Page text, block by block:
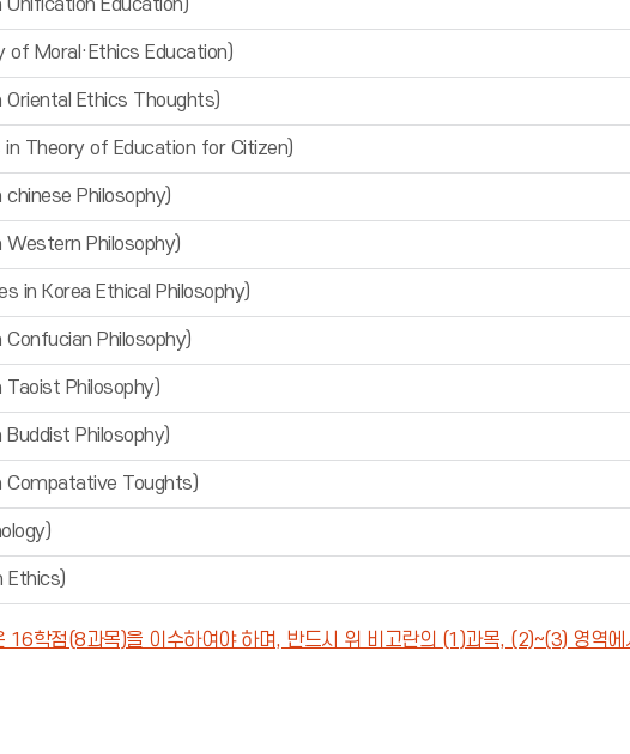
Unification Education)
of Moral·Ethics Education)
Oriental Ethics Thoughts)
in Theory of Education for Citizen)
chinese Philosophy)
Western Philosophy)
in Korea Ethical Philosophy)
Confucian Philosophy)
Taoist Philosophy)
Buddist Philosophy)
Compatative Toughts)
Ethics)
16학점(8과목)을 이수하여야 하며, 반드시 위 비고란의 (1)과목, (2)~(3) 영역